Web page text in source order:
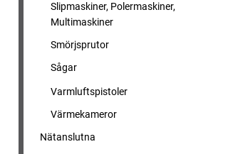
Slipmaskiner, Polermaskiner,
Multimaskiner
Smörjsprutor
Sågar
Varmluftspistoler
Värmekameror
Nätanslutna